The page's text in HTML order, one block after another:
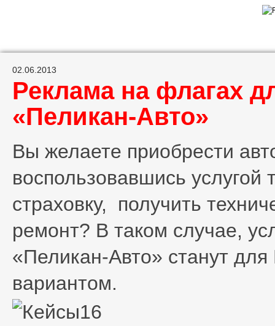
02.06.2013
Реклама на флагах
«Пеликан-Авто»
Вы желаете приобрести
воспользовавшись
страховку, получить
ремонт? В таком случае,
«Пеликан-Авто» станут
вариантом.